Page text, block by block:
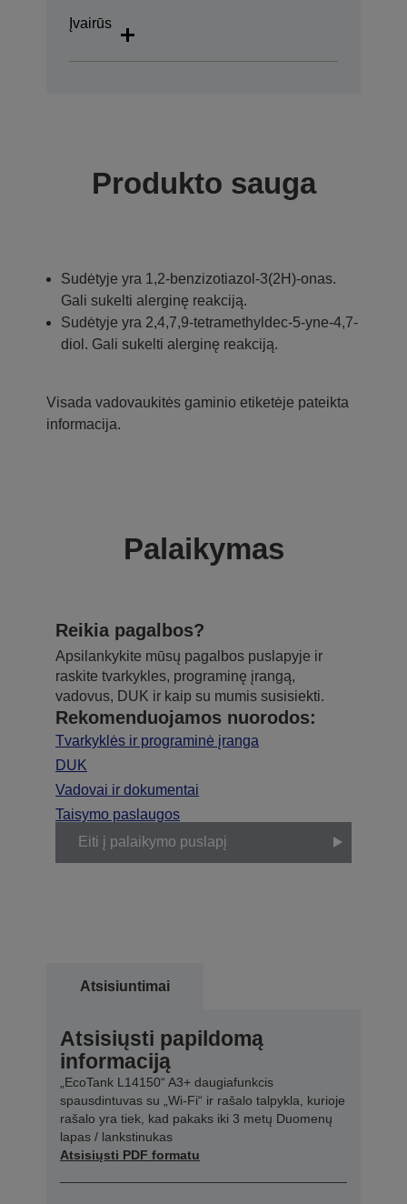
Įvairūs
Produkto sauga
Sudėtyje yra 1,2-benzizotiazol-3(2H)-onas.
Gali sukelti alerginę reakciją.
Sudėtyje yra 2,4,7,9-tetramethyldec-5-yne-4,7-
diol. Gali sukelti alerginę reakciją.
Visada vadovaukitės gaminio etiketėje pateikta
informacija.
Palaikymas
Reikia pagalbos?
Apsilankykite mūsų pagalbos puslapyje ir
raskite tvarkykles, programinę įrangą,
vadovus, DUK ir kaip su mumis susisiekti.
Rekomenduojamos nuorodos:
Tvarkyklės ir programinė įranga
DUK
Vadovai ir dokumentai
Taisymo paslaugos
Eiti į palaikymo puslapį
Atsisiuntimai
Atsisiųsti papildomą
informaciją
„EcoTank L14150“ A3+ daugiafunkcis
spausdintuvas su „Wi-Fi“ ir rašalo talpykla, kurioje
rašalo yra tiek, kad pakaks iki 3 metų Duomenų
lapas / lankstinukas
Atsisiųsti PDF formatu